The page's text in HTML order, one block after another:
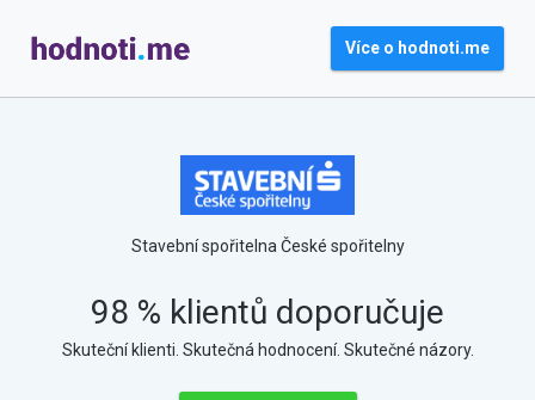
Více o hodnoti.me
Stavební spořitelna České spořitelny
98 % klientů doporučuje
Skuteční klienti. Skutečná hodnocení. Skutečné názory.